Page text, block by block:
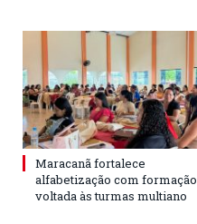
Maracanã fortalece
alfabetização com formação
voltada às turmas multiano